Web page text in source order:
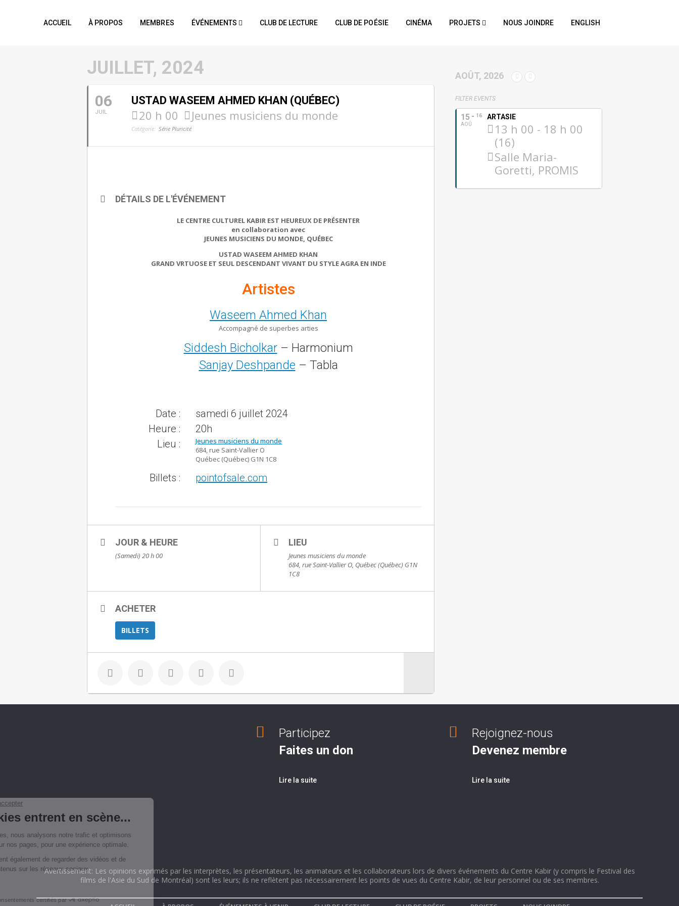
ACCUEIL À PROPOS MEMBRES ÉVÉNEMENTS CLUB DE LECTURE CLUB DE POÉSIE CINÉMA PROJETS NOUS JOINDRE ENGLISH
JUILLET, 2024
06
JUIL
USTAD WASEEM AHMED KHAN (QUÉBEC)
20 h 00 Jeunes musiciens du monde
Catégorie: Série Pluricité
DÉTAILS DE L'ÉVÉNEMENT
LE CENTRE CULTUREL KABIR EST HEUREUX DE PRÉSENTER
en collaboration avec
JEUNES MUSICIENS DU MONDE, QUÉBEC
USTAD WASEEM AHMED KHAN
GRAND VRTUOSE ET SEUL DESCENDANT VIVANT DU STYLE AGRA EN INDE
Artistes
Waseem Ahmed Khan
Accompagné de superbes arties
Siddesh Bicholkar– Harmonium
Sanjay Deshpande – Tabla
Date :
Heure :
Lieu :
samedi 6 juillet 2024
20h
Jeunes musiciens du monde
684, rue Saint-Vallier O
Québec (Québec) G1N 1C8
Billets : pointofsale.com
JOUR & HEURE
(Samedi) 20 h 00
LIEU
Jeunes musiciens du monde
684, rue Saint-Vallier O, Québec (Québec) G1N
1C8
ACHETER
BILLETS
AOÛT, 2026
FILTER EVENTS
15
AOÛ
16 ARTASIE
13 h 00 - 18 h 00
(16)
Salle Maria-
Goretti, PROMIS
Participez
Faites un don
Lire la suite
Rejoignez-nous
Devenez membre
Lire la suite
Avertissement: Les opinions exprimés par les interprètes, les présentateurs, les animateurs et les collaborateurs lors de divers événements du Centre Kabir (y compris le Festival des
films de l'Asie du Sud de Montréal) sont les leurs; ils ne reflètent pas nécessairement les points de vues du Centre Kabir, de leur personnel ou de ses membres.